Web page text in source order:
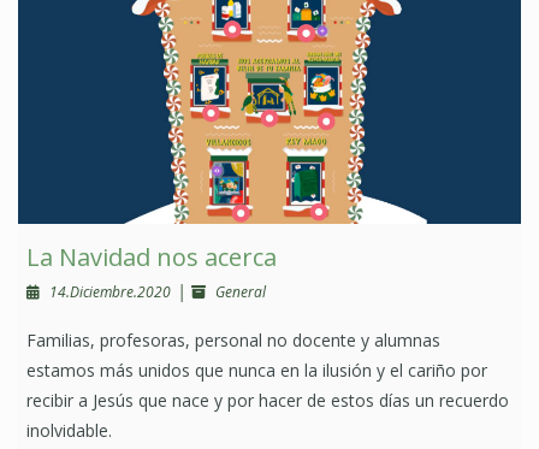
La Navidad nos acerca
14.Diciembre.2020 | General
Familias, profesoras, personal no docente y alumnas
estamos más unidos que nunca en la ilusión y el cariño por
recibir a Jesús que nace y por hacer de estos días un recuerdo
inolvidable.